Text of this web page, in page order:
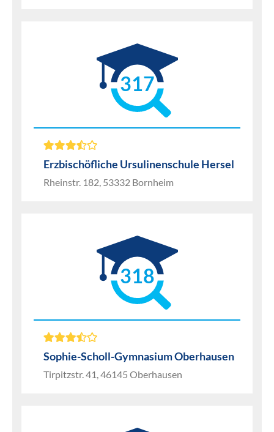
317
Erzbischöfliche Ursulinenschule Hersel
Rheinstr. 182, 53332 Bornheim
318
Sophie-Scholl-Gymnasium Oberhausen
Tirpitzstr. 41, 46145 Oberhausen